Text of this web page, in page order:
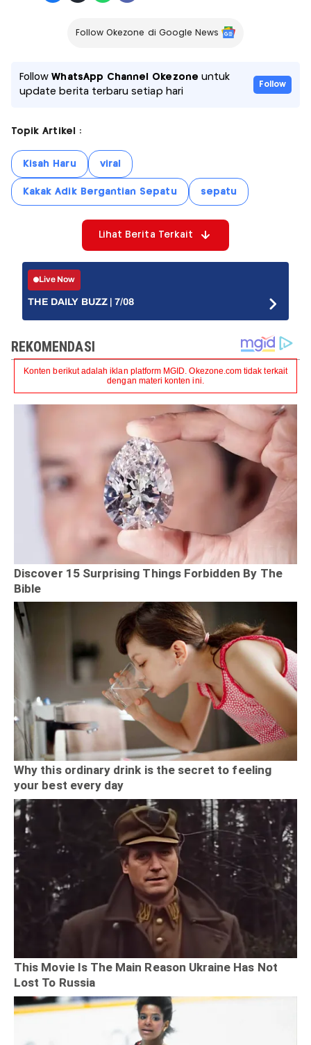
Follow Okezone di Google News
FollowWhatsApp Channel Okezone untuk
update berita terbaru setiap hari
Follow
Topik Artikel :
Kisah Haru viral
Kakak Adik Bergantian Sepatu sepatu
Lihat Berita Terkait
Live Now
THE DAILY BUZZ | 7/08